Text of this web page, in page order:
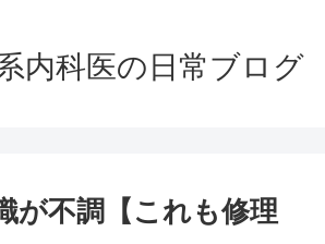
内科医の日常ブログ
が不調【これも修理